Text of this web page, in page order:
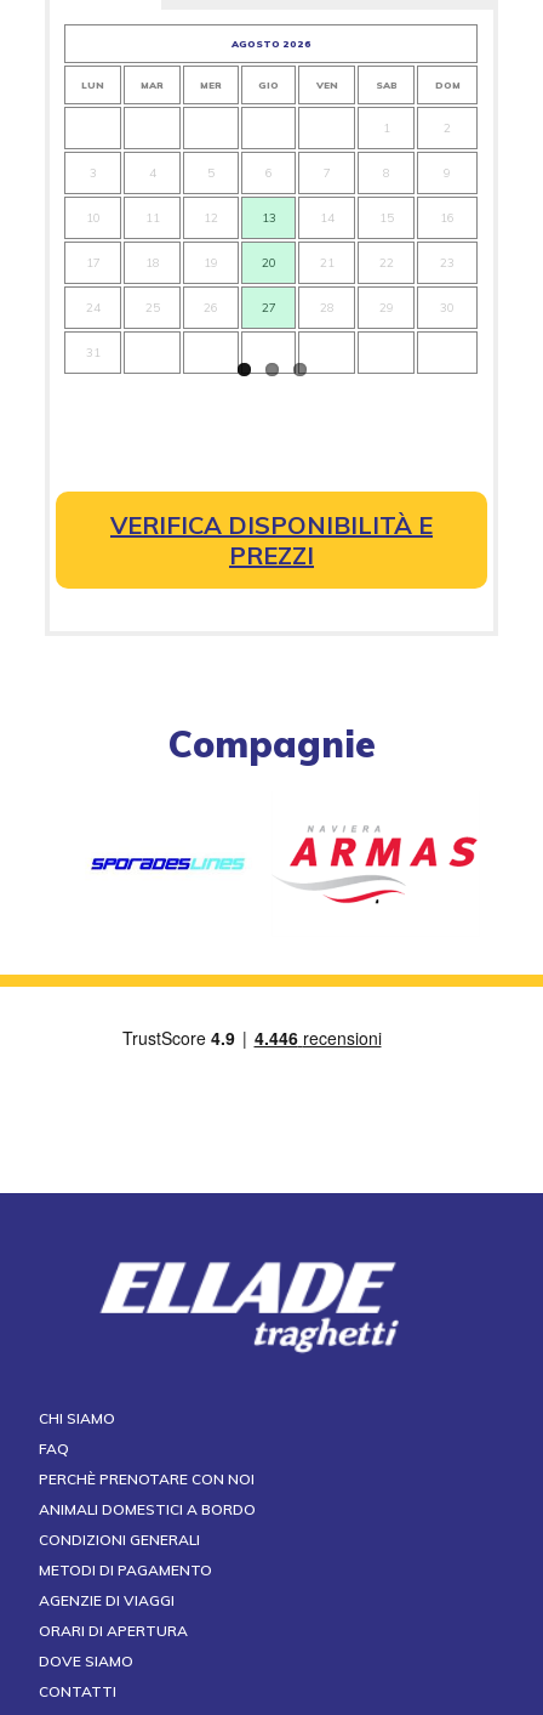
AGOSTO 2026
LUN MAR MER GIO VEN SAB DOM
1 2
3 4 5 6 7 8 9
10 11 12 13 14 15 16
17 18 19 20 21 22 23
24 25 26 27 28 29 30
31
VERIFICA DISPONIBILITÀ E
PREZZI
Compagnie
CHI SIAMO
FAQ
PERCHÈ PRENOTARE CON NOI
ANIMALI DOMESTICI A BORDO
CONDIZIONI GENERALI
METODI DI PAGAMENTO
AGENZIE DI VIAGGI
ORARI DI APERTURA
DOVE SIAMO
CONTATTI